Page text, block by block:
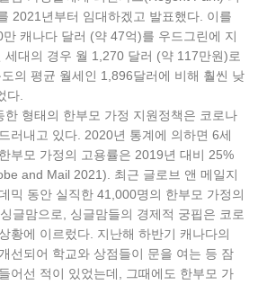
2021년부터 임대하겠고 발표했다. 이를
캐나다 달러 (약 47억)를 우드그린에 지
세대의 경우 월 1,270 달러 (약 117만원)로
의 평균 월세인 1,896달러에 비해 훨씬 낮
다.
한 형태의 한부모 가정 지원정책은 코로나
러내고 있다. 2020년 통계에 의하면 6세
부모 가정의 고용률은 2019년 대비 25%
and Mail 2021). 최근 글로브 앤 메일지
믹 동안 실직한 41,000명의 한부모 가정의
글맘으로, 싱글맘들의 경제적 궁핍은 코로
황에 이르렀다. 지난해 하반기 캐나다의
선되어 학교와 상점들이 문을 여는 등 잠
어선 적이 있었는데, 그때에도 한부모 가